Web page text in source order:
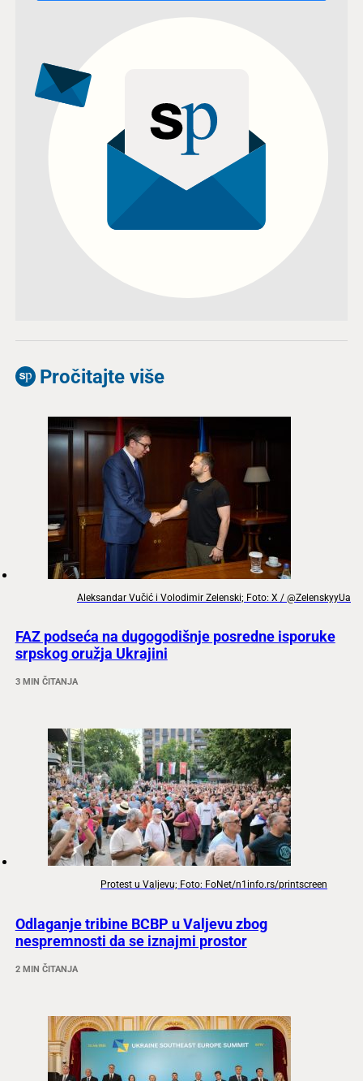
Pročitajte više
Aleksandar Vučić i Volodimir Zelenski; Foto: X / @ZelenskyyUa
FAZ podseća na dugogodišnje posredne isporuke
srpskog oružja Ukrajini
3 MIN ČITANJA
Protest u Valjevu; Foto: FoNet/n1info.rs/printscreen
Odlaganje tribine BCBP u Valjevu zbog
nespremnosti da se iznajmi prostor
2 MIN ČITANJA